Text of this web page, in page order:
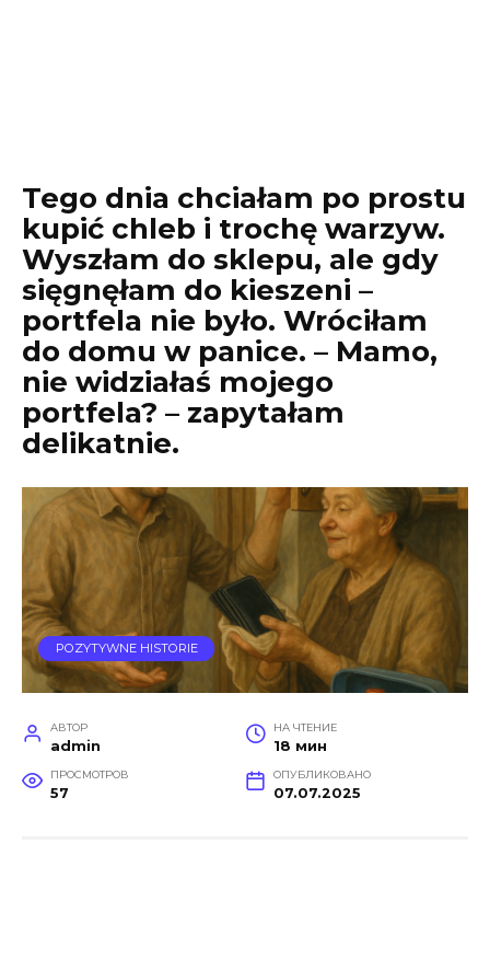
Tego dnia chciałam po prostu
kupić chleb i trochę warzyw.
Wyszłam do sklepu, ale gdy
sięgnęłam do kieszeni –
portfela nie było. Wróciłam
do domu w panice. – Mamo,
nie widziałaś mojego
portfela? – zapytałam
delikatnie.
POZYTYWNE HISTORIE
АВТОР
admin
НА ЧТЕНИЕ
18 мин
ПРОСМОТРОВ
57
ОПУБЛИКОВАНО
07.07.2025